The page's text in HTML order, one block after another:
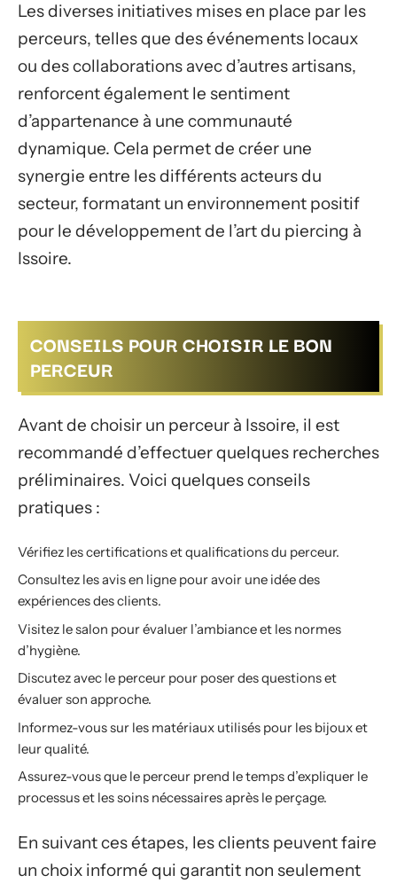
Les diverses initiatives mises en place par les
perceurs, telles que des événements locaux
ou des collaborations avec d’autres artisans,
renforcent également le sentiment
d’appartenance à une communauté
dynamique. Cela permet de créer une
synergie entre les différents acteurs du
secteur, formatant un environnement positif
pour le développement de l’art du piercing à
Issoire.
CONSEILS POUR CHOISIR LE BON
PERCEUR
Avant de choisir un perceur à Issoire, il est
recommandé d’effectuer quelques recherches
préliminaires. Voici quelques conseils
pratiques :
Vérifiez les certifications et qualifications du perceur.
Consultez les avis en ligne pour avoir une idée des
expériences des clients.
Visitez le salon pour évaluer l’ambiance et les normes
d’hygiène.
Discutez avec le perceur pour poser des questions et
évaluer son approche.
Informez-vous sur les matériaux utilisés pour les bijoux et
leur qualité.
Assurez-vous que le perceur prend le temps d’expliquer le
processus et les soins nécessaires après le perçage.
En suivant ces étapes, les clients peuvent faire
un choix informé qui garantit non seulement